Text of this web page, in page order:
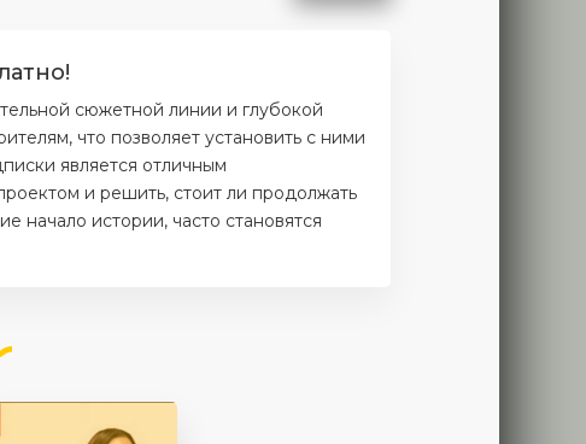
сюжетной линии и глубокой
что позволяет установить с ними
является отличным
и решить, стоит ли продолжать
начало истории, часто становятся